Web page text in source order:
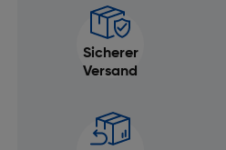
Sicherer
Versand